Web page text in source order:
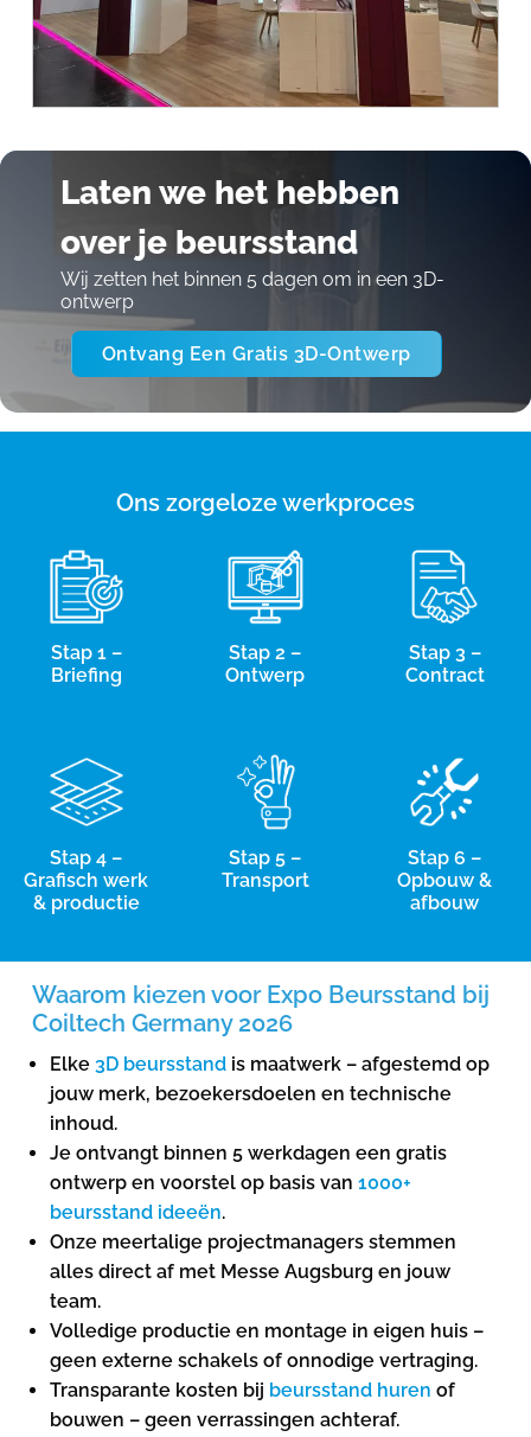
Laten we het hebben
over je beursstand
Wij zetten het binnen 5 dagen om in een 3D-
ontwerp
Ontvang Een Gratis 3D-Ontwerp
Ons zorgeloze werkproces
Stap 1 –
Briefing
Stap 2 –
Ontwerp
Stap 3 –
Contract
Stap 4 –
Grafisch werk
& productie
Stap 5 –
Transport
Stap 6 –
Opbouw &
afbouw
Waarom kiezen voor Expo Beursstand bij
Coiltech Germany 2026
Elke 3D beursstand is maatwerk – afgestemd op
jouw merk, bezoekersdoelen en technische
inhoud.
Je ontvangt binnen 5 werkdagen een gratis
ontwerp en voorstel op basis van 1000+
beursstand ideeën.
Onze meertalige projectmanagers stemmen
alles direct af met Messe Augsburg en jouw
team.
Volledige productie en montage in eigen huis –
geen externe schakels of onnodige vertraging.
Transparante kosten bij beursstand huren of
bouwen – geen verrassingen achteraf.